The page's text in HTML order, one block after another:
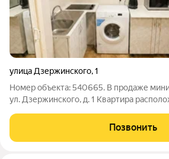
улица Дзержинского,1
Номер объекта: 540665. В продаже мини
ул. Дзержинского, д. 1 Квартира
душевая кабина. Окна ПВХ, частично
оставим мебель и технику.
Позвонить